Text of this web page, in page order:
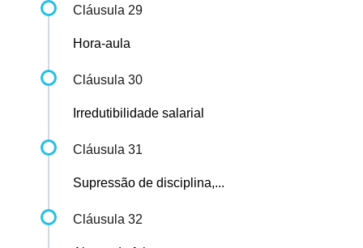
Cláusula 29
Hora-aula
Cláusula 30
Irredutibilidade salarial
Cláusula 31
Supressão de disciplina,...
Cláusula 32